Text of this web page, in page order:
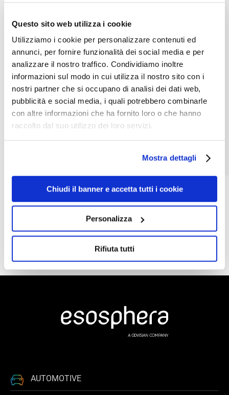
Questo sito web utilizza i cookie
Utilizziamo i cookie per personalizzare contenuti ed
annunci, per fornire funzionalità dei social media e per
analizzare il nostro traffico. Condividiamo inoltre
informazioni sul modo in cui utilizza il nostro sito con i
nostri partner che si occupano di analisi dei dati web,
pubblicità e social media, i quali potrebbero combinarle
con altre informazioni che ha fornito loro o che hanno
raccolto dal suo utilizzo dei loro servizi.
Mostra dettagli
Chiudi il banner e accetta tutti i cookie
Personalizza
Rifiuta tutti
ESOSPHERA SRL
Via Boscalto, 10 Resana (TV)
+39 0423 199 20 80
AUTOMOTIVE